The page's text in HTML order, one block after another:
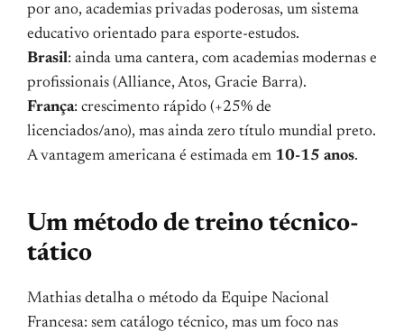
por ano, academias privadas poderosas, um sistema
educativo orientado para esporte-estudos.
Brasil: ainda uma cantera, com academias modernas e
profissionais (Alliance, Atos, Gracie Barra).
França: crescimento rápido (+25% de
licenciados/ano), mas ainda zero título mundial preto.
A vantagem americana é estimada em 10-15 anos.
Um método de treino técnico-
tático
Mathias detalha o método da Equipe Nacional
Francesa: sem catálogo técnico, mas um foco nas